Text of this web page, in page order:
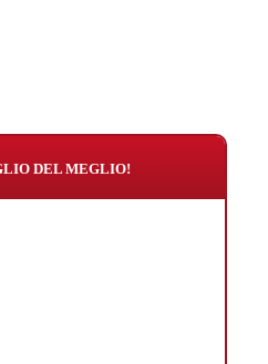
DEL MEGLIO!